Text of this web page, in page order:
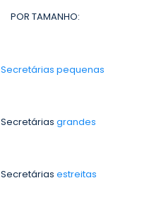
POR TAMANHO:
Secretárias pequenas
grandes
estreitas